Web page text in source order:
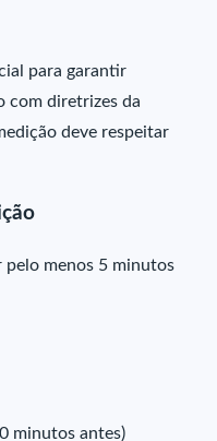
para garantir
com diretrizes da
deve respeitar
pelo menos 5 minutos
minutos antes)